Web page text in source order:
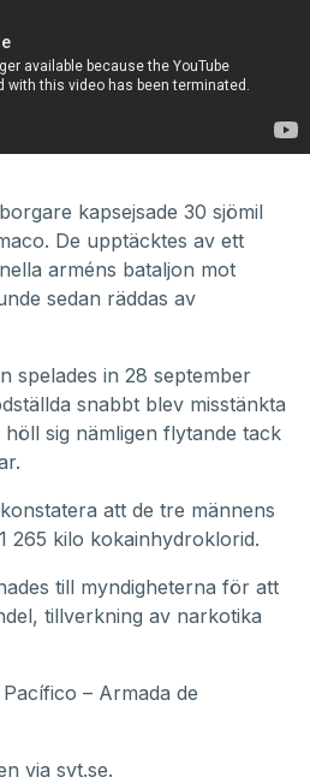
kapsejsade 30 sjömil
De upptäcktes av ett
arméns bataljon mot
sedan räddas av
spelades in 28 september
snabbt blev misstänkta
sig nämligen flytande tack
att de tre männens
265 kilo kokainhydroklorid.
till myndigheterna för att
tillverkning av narkotika
– Armada de
via svt.se.